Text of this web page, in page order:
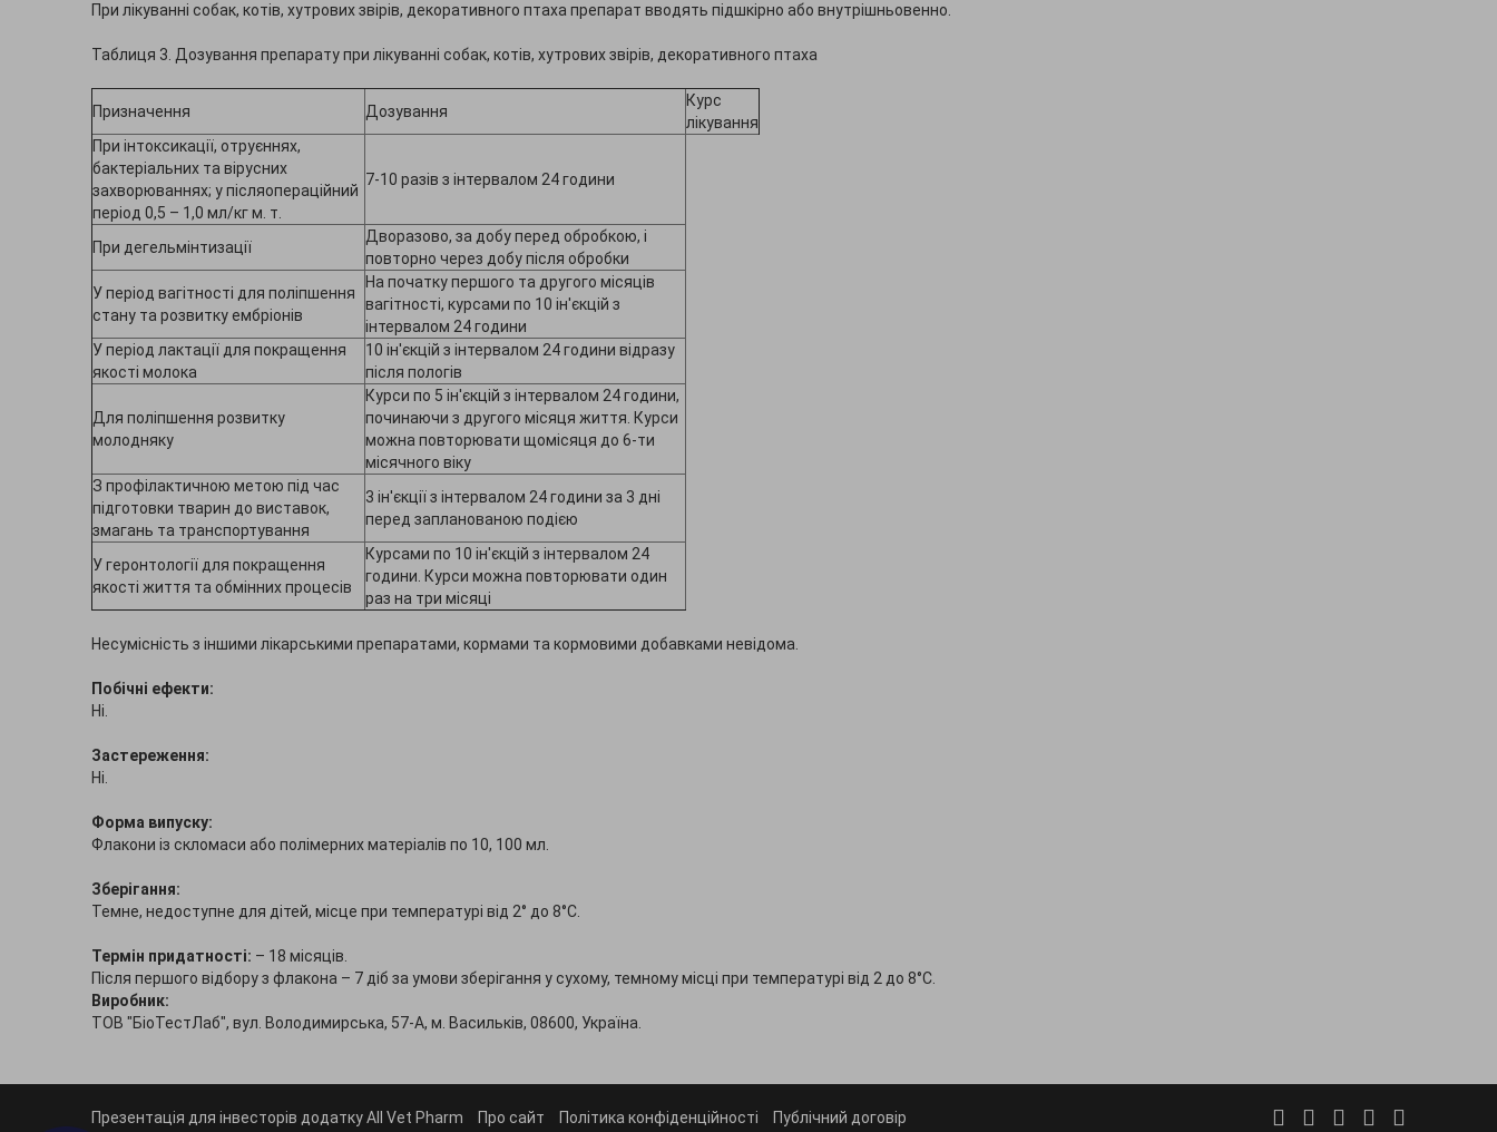
При лікуванні собак, котів, хутрових звірів, декоративного птаха препарат вводять підшкірно або внутрішньовенно.
Таблиця 3. Дозування препарату при лікуванні собак, котів, хутрових звірів, декоративного птаха
Призначення Дозування
Курс
лікування
При інтоксикації, отруєннях,
бактеріальних та вірусних
захворюваннях; у післяопераційний
період 0,5 – 1,0 мл/кг м. т.
7-10 разів з інтервалом 24 години
При дегельмінтизації
Дворазово, за добу перед обробкою, і
повторно через добу після обробки
У період вагітності для поліпшення
стану та розвитку ембріонів
На початку першого та другого місяців
вагітності, курсами по 10 ін'єкцій з
інтервалом 24 години
У період лактації для покращення
якості молока
10 ін'єкцій з інтервалом 24 години відразу
після пологів
Для поліпшення розвитку
молодняку
Курси по 5 ін'єкцій з інтервалом 24 години,
починаючи з другого місяця життя. Курси
можна повторювати щомісяця до 6-ти
місячного віку
З профілактичною метою під час
підготовки тварин до виставок,
змагань та транспортування
3 ін'єкції з інтервалом 24 години за 3 дні
перед запланованою подією
У геронтології для покращення
якості життя та обмінних процесів
Курсами по 10 ін'єкцій з інтервалом 24
години. Курси можна повторювати один
раз на три місяці
Несумісність з іншими лікарськими препаратами, кормами та кормовими добавками невідома.
Побічні ефекти:
Ні.
Застереження:
Ні.
Форма випуску:
Флакони із скломаси або полімерних матеріалів по 10, 100 мл.
Зберігання:
Темне, недоступне для дітей, місце при температурі від 2° до 8°С.
Термін придатності: – 18 місяців.
Після першого відбору з флакона – 7 діб за умови зберігання у сухому, темному місці при температурі від 2 до 8°С.
Виробник:
ТОВ "БіоТестЛаб", вул. Володимирська, 57-А, м. Васильків, 08600, Україна.
Презентація для інвесторів додатку All Vet Pharm Про сайт Політика конфіденційності
Публічний договір